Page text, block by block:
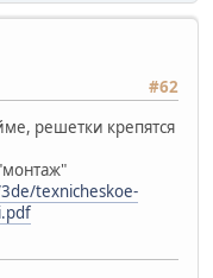
#62
решетки крепятся
texnicheskoe-